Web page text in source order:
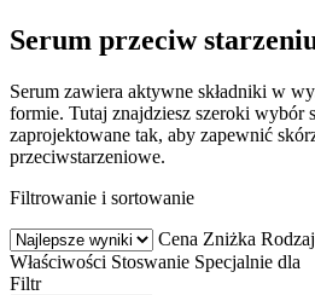
Serum przeciw
Serum zawiera aktywne składniki w
formie. Tutaj znajdziesz szeroki wybór
zaprojektowane tak, aby zapewnić
przeciwstarzeniowe.
Filtrowanie i sortowanie
Cena Zniżka
Właściwości Stoswanie Specjalnie dla
Filtr